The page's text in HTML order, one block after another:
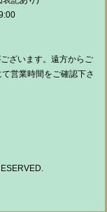
ざいます。遠方からご
営業時間をご確認下さ